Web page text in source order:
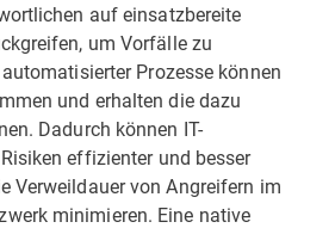
auf einsatzbereite
um Vorfälle zu
Prozesse können
und erhalten die dazu
Dadurch können IT-
effizienter und besser
Verweildauer von Angreifern im
minimieren. Eine native